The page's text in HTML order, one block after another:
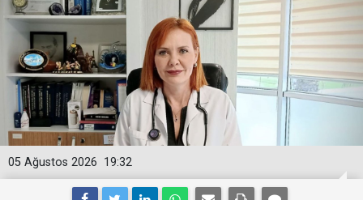
19:32
05 Ağustos 2026